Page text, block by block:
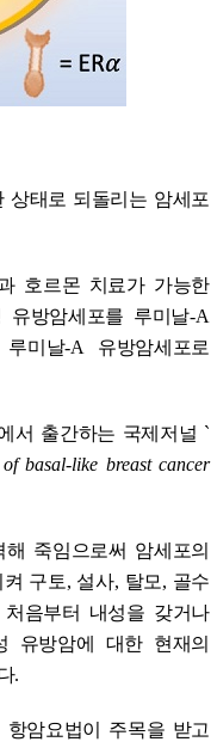
상태로 되돌리는 암세포
호르몬 치료가 가능한
유방암세포를 루미날-A
미날-A 유방암세포로
서 출간하는 국제저널 `
basal-like breast cancer
죽임으로써 암세포의
구토, 설사, 탈모 , 골수
음부터 내성을 갖거나
유방암에 대한 현재의
.
암요법이 주목을 받고